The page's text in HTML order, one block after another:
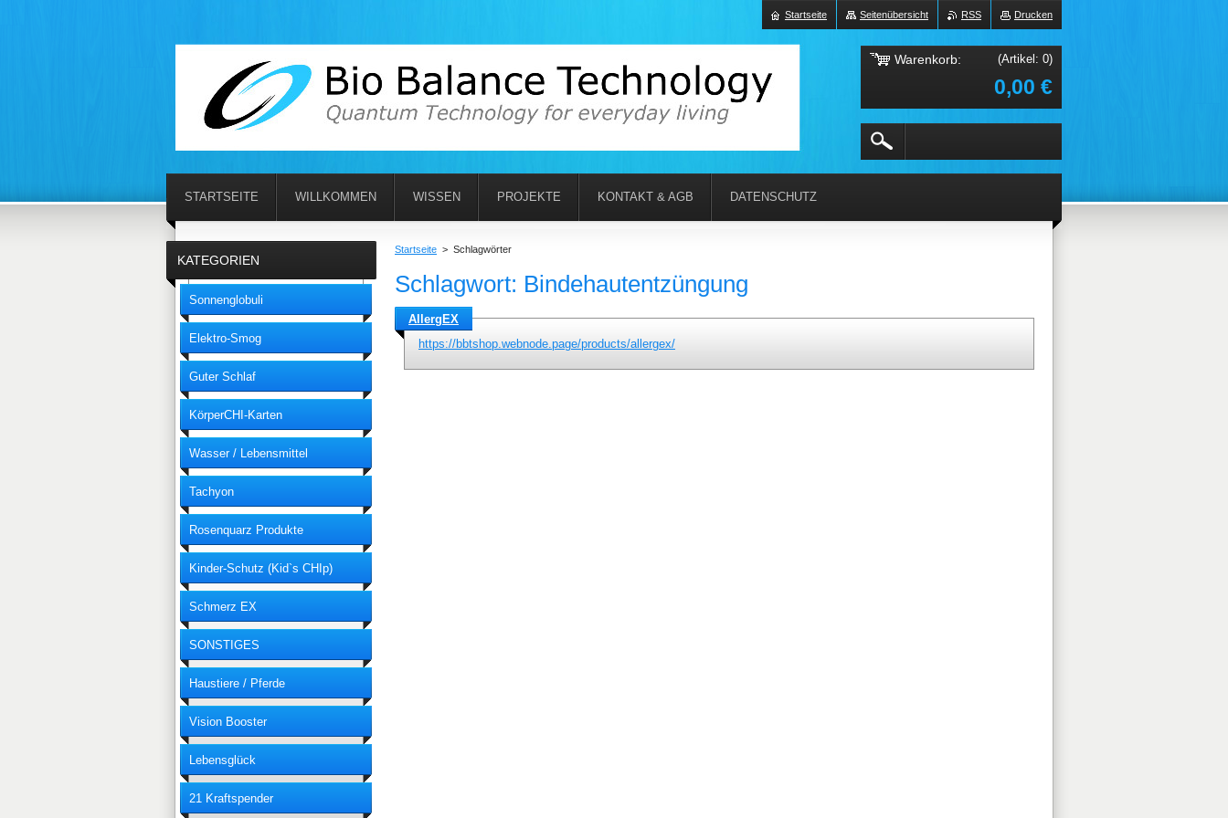
Startseite > Schlagwörter
Schlagwort: Bindehautentzüngung
AllergEX
https://bbtshop.webnode.page/products/allergex/
KATEGORIEN
Sonnenglobuli
Elektro-Smog
Guter Schlaf
KörperCHI-Karten
Wasser / Lebensmittel
Entstörung
Tachyon
Rosenquarz Produkte
Kinder-Schutz (Kid`s CHIp)
Schmerz EX
SONSTIGES
Haustiere / Pferde
Vision Booster
Lebensglück
21 Kraftspender
STARTSEITE WILLKOMMEN WISSEN PROJEKTE KONTAKT & AGB DATENSCHUTZ
Drucken
RSS
Seitenübersicht
Startseite
Warenkorb: (Artikel: 0)
0,00 €